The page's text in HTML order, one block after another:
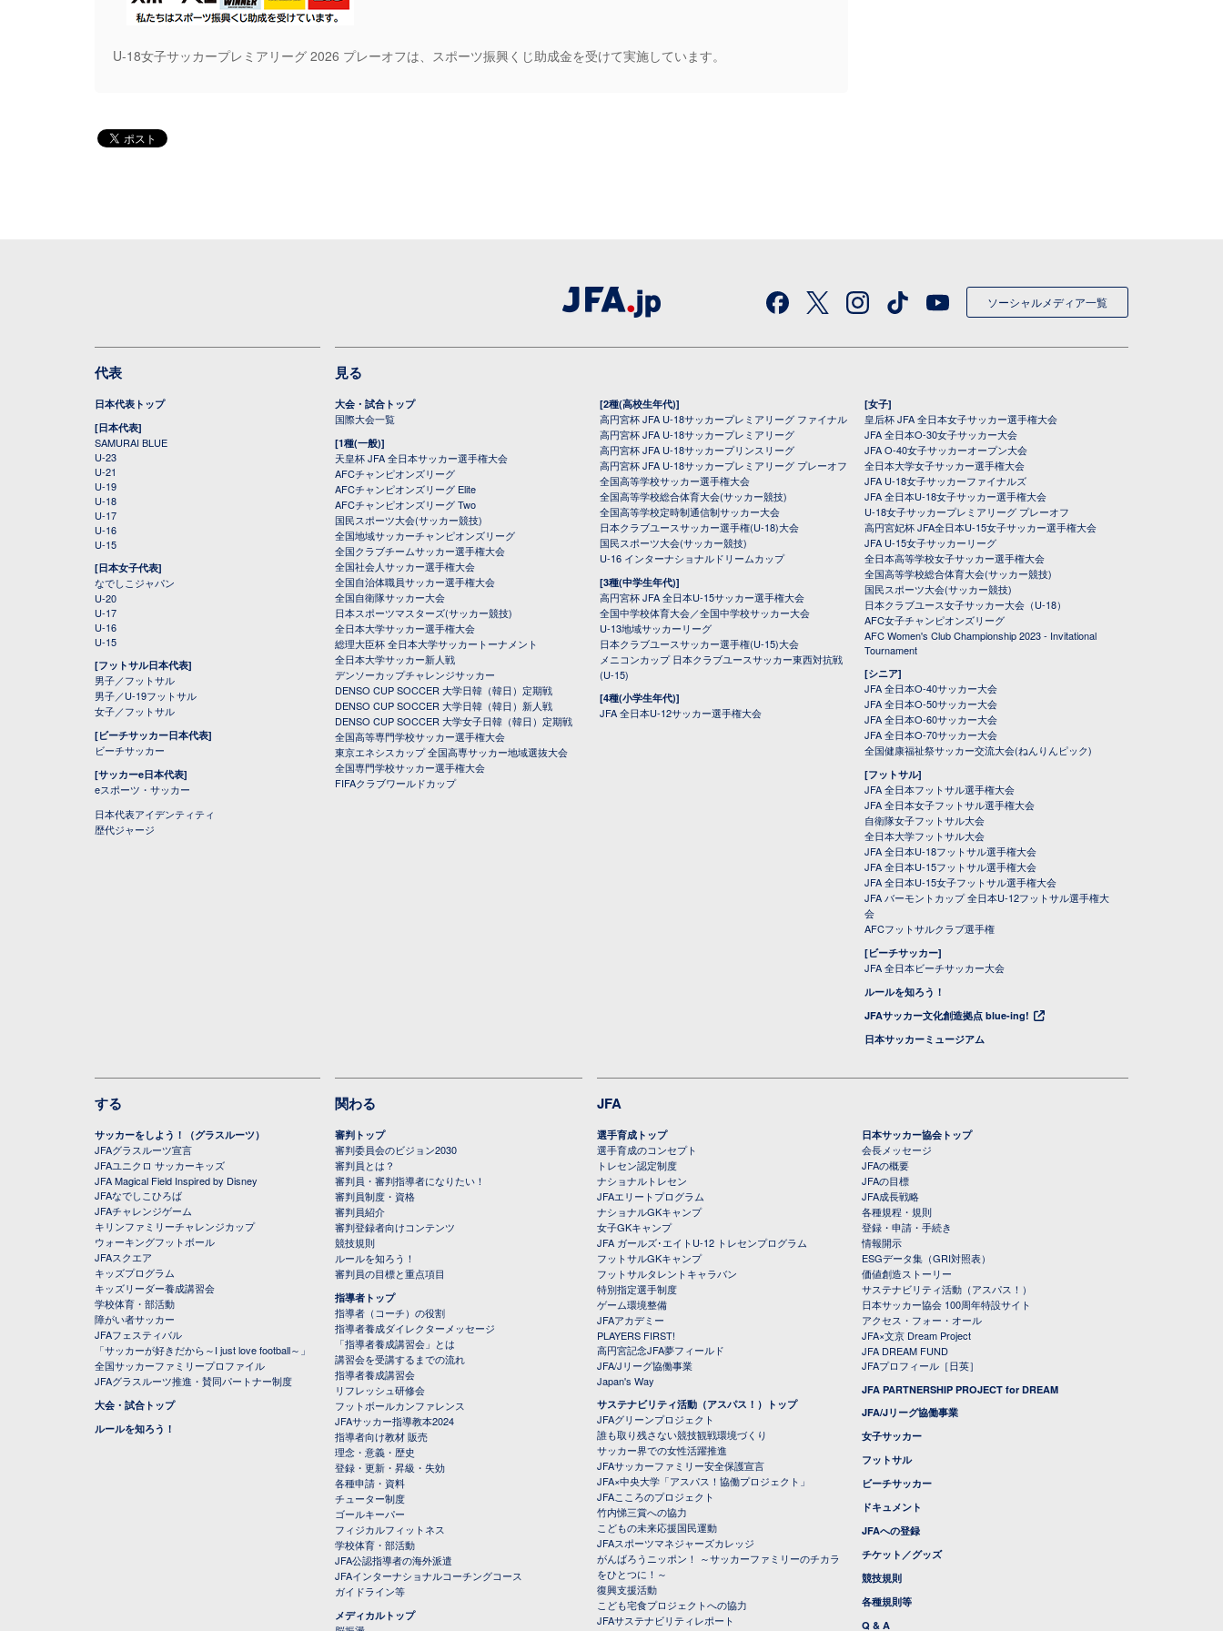
U-18女子サッカープレミアリーグ 2026 プレーオフは、 スポーツ振興くじ助成金を受けて実施しています。
ソーシャルメディア一覧
代表
日本代表トップ
[日本代表]
SAMURAI BLUE
U-23
U-21
U-19
U-18
U-17
U-16
U-15
[日本女子代表]
なでしこジャパン
U-20
U-17
U-16
U-15
[フットサル日本代表]
男子／フットサル
男子／U-19フットサル
女子／フットサル
[ビーチサッカー日本代表]
ビーチサッカー
[サッカーe日本代表]
eスポーツ・サッカー
日本代表アイデンティティ
歴代ジャージ
見る
大会・試合トップ
国際大会一覧
[1種(一般)]
天皇杯 JFA 全日本サッカー選手権大会
AFCチャンピオンズリーグ
AFCチャンピオンズリーグ Elite
AFCチャンピオンズリーグ Two
国民スポーツ大会(サッカー競技)
全国地域サッカーチャンピオンズリーグ
全国クラブチームサッカー選手権大会
全国社会人サッカー選手権大会
全国自治体職員サッカー選手権大会
全国自衛隊サッカー大会
日本スポーツマスターズ(サッカー競技)
全日本大学サッカー選手権大会
総理大臣杯 全日本大学サッカートーナメント
全日本大学サッカー新人戦
デンソーカップチャレンジサッカー
DENSO CUP SOCCER 大学日韓（韓日）定期戦
DENSO CUP SOCCER 大学日韓（韓日）新人戦
DENSO CUP SOCCER 大学女子日韓（韓日）定期戦
全国高等専門学校サッカー選手権大会
東京エネシスカップ 全国高専サッカー地域選抜大会
全国専門学校サッカー選手権大会
FIFAクラブワールドカップ
[2種(高校生年代)]
高円宮杯 JFA U-18サッカープレミアリーグ ファイナル
高円宮杯 JFA U-18サッカープレミアリーグ
高円宮杯 JFA U-18サッカープリンスリーグ
高円宮杯 JFA U-18サッカープレミアリーグ プレーオフ
全国高等学校サッカー選手権大会
全国高等学校総合体育大会(サッカー競技)
全国高等学校定時制通信制サッカー大会
日本クラブユースサッカー選手権(U-18)大会
国民スポーツ大会(サッカー競技)
U-16 インターナショナルドリームカップ
[3種(中学生年代)]
高円宮杯 JFA 全日本U-15サッカー選手権大会
全国中学校体育大会／全国中学校サッカー大会
U-13地域サッカーリーグ
日本クラブユースサッカー選手権(U-15)大会
メニコンカップ 日本クラブユースサッカー東西対抗戦
(U-15)
[4種(小学生年代)]
JFA 全日本U-12サッカー選手権大会
[女子]
皇后杯 JFA 全日本女子サッカー選手権大会
JFA 全日本O-30女子サッカー大会
JFA O-40女子サッカーオープン大会
全日本大学女子サッカー選手権大会
JFA U-18女子サッカーファイナルズ
JFA 全日本U-18女子サッカー選手権大会
U-18女子サッカープレミアリーグ プレーオフ
高円宮妃杯 JFA全日本U-15女子サッカー選手権大会
JFA U-15女子サッカーリーグ
全日本高等学校女子サッカー選手権大会
全国高等学校総合体育大会(サッカー競技)
国民スポーツ大会(サッカー競技)
日本クラブユース女子サッカー大会（U-18）
AFC女子チャンピオンズリーグ
AFC Women's Club Championship 2023 - Invitational
Tournament
[シニア]
JFA 全日本O-40サッカー大会
JFA 全日本O-50サッカー大会
JFA 全日本O-60サッカー大会
JFA 全日本O-70サッカー大会
全国健康福祉祭サッカー交流大会(ねんりんピック)
[フットサル]
JFA 全日本フットサル選手権大会
JFA 全日本女子フットサル選手権大会
自衛隊女子フットサル大会
全日本大学フットサル大会
JFA 全日本U-18フットサル選手権大会
JFA 全日本U-15フットサル選手権大会
JFA 全日本U-15女子フットサル選手権大会
JFA バーモントカップ 全日本U-12フットサル選手権大
会
AFCフットサルクラブ選手権
[ビーチサッカー]
JFA 全日本ビーチサッカー大会
ルールを知ろう！
JFAサッカー文化創造拠点 blue-ing!
日本サッカーミュージアム
する
サッカーをしよう！（グラスルーツ）
JFAグラスルーツ宣言
JFAユニクロ サッカーキッズ
JFA Magical Field Inspired by Disney
JFAなでしこひろば
JFAチャレンジゲーム
キリンファミリーチャレンジカップ
ウォーキングフットボール
JFAスクエア
キッズプログラム
キッズリーダー養成講習会
学校体育・部活動
障がい者サッカー
JFAフェスティバル
「サッカーが好きだから～I just love football～」
全国サッカーファミリープロファイル
JFAグラスルーツ推進・賛同パートナー制度
大会・試合トップ
ルールを知ろう！
関わる
審判トップ
審判委員会のビジョン2030
審判員とは？
審判員・審判指導者になりたい！
審判員制度・資格
審判員紹介
審判登録者向けコンテンツ
競技規則
ルールを知ろう！
審判員の目標と重点項目
指導者トップ
指導者（コーチ）の役割
指導者養成ダイレクターメッセージ
「指導者養成講習会」とは
講習会を受講するまでの流れ
指導者養成講習会
リフレッシュ研修会
フットボールカンファレンス
JFAサッカー指導教本2024
指導者向け教材 販売
理念・意義・歴史
登録・更新・昇級・失効
各種申請・資料
チューター制度
ゴールキーパー
フィジカルフィットネス
学校体育・部活動
JFA公認指導者の海外派遣
JFAインターナショナルコーチングコース
ガイドライン等
メディカルトップ
JFA
選手育成トップ
選手育成のコンセプト
トレセン認定制度
ナショナルトレセン
JFAエリートプログラム
ナショナルGKキャンプ
女子GKキャンプ
JFA ガールズ･エイトU-12 トレセンプログラム
フットサルGKキャンプ
フットサルタレントキャラバン
特別指定選手制度
ゲーム環境整備
JFAアカデミー
PLAYERS FIRST!
高円宮記念JFA夢フィールド
JFA/Jリーグ協働事業
Japan's Way
サステナビリティ活動（アスパス！）トップ
JFAグリーンプロジェクト
誰も取り残さない競技観戦環境づくり
サッカー界での女性活躍推進
JFAサッカーファミリー安全保護宣言
JFA×中央大学「アスパス！協働プロジェクト」
JFAこころのプロジェクト
竹内悌三賞への協力
こどもの未来応援国民運動
JFAスポーツマネジャーズカレッジ
がんばろうニッポン！ ～サッカーファミリーのチカラ
をひとつに！～
復興支援活動
こども宅食プロジェクトへの協力
JFAサステナビリティレポート
日本サッカー協会トップ
会長メッセージ
JFAの概要
JFAの目標
JFA成長戦略
各種規程・規則
登録・申請・手続き
情報開示
ESGデータ集（GRI対照表）
価値創造ストーリー
サステナビリティ活動（アスパス！）
日本サッカー協会 100周年特設サイト
アクセス・フォー・オール
JFA×文京 Dream Project
JFA DREAM FUND
JFAプロフィール［日英］
JFA PARTNERSHIP PROJECT for DREAM
JFA/Jリーグ協働事業
女子サッカー
フットサル
ビーチサッカー
ドキュメント
JFAへの登録
チケット／グッズ
競技規則
各種規則等
Q & A